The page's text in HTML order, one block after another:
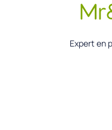
Expert en